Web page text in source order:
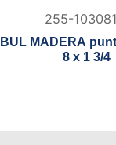
255-
BUL MADERA
8 x 1 3/4